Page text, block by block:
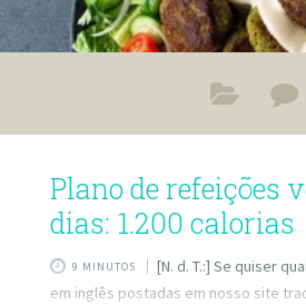
Plano de refeições
dias: 1.200 calorias
9 MINUTOS
[N. d. T.:] Se quiser
em inglês postadas em nosso site